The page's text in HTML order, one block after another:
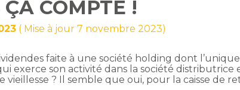
COMPTE !
( Mise à jour 7 novembre 2023)
faite à une société holding dont l’unique
exerce son activité dans la société distributrice
vieillesse ? Il semble que oui, pour la caisse de